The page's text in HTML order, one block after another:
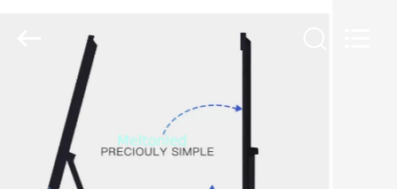
RUMAH
PRODUK